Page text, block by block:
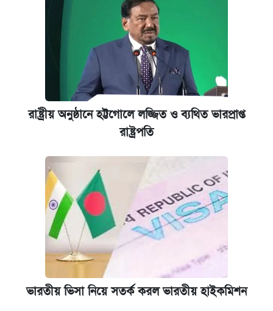
রাষ্ট্রীয় অনুষ্ঠানে হট্টগোলে লজ্জিত ও ব্যথিত ভারপ্রাপ্ত
রাষ্ট্রপতি
ভারতীয় ভিসা নিয়ে সতর্ক করল ভারতীয় হাইকমিশন